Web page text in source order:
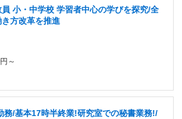
小・中学校 学習者中心の学びを探究/全
方改革を推進
～
務/基本17時半終業!研究室での秘書業務!/